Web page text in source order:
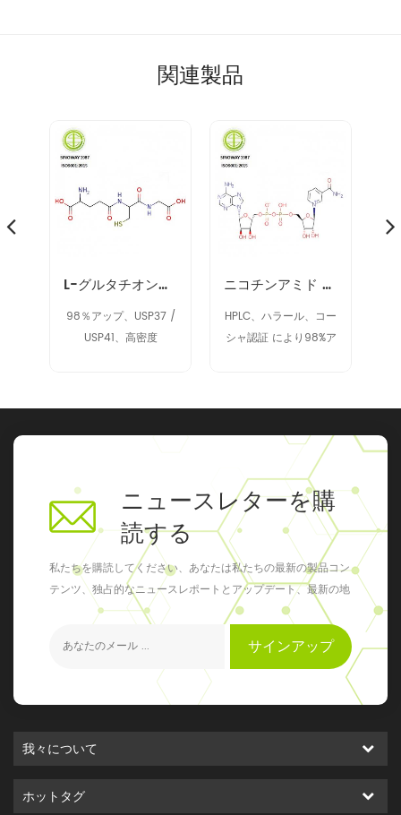
関連製品
L-グルタチオン削減（GSH）70-18-8
98％アップ、USP37 /
USP41、高密度
ニコチンアミド アデニン ジヌクレオチド NAD 53-84-9
HPLC、ハラール、コー
シャ認証 により98%ア
ニュースレターを購
読する
私たちを購読してください、あなたは私たちの最新の製品コン
テンツ、独占的なニュースレポートとアップデート、最新の地
元のイベントを得ることができます
サインアップ
我々について
ホットタグ